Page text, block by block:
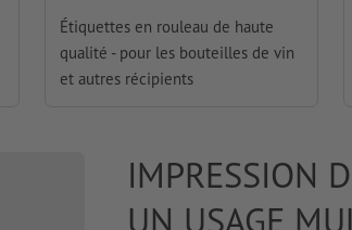
Étiquettes en rouleau de haute
qualité - pour les bouteilles de vin
et autres récipients
IMPRESSION
UN USAGE